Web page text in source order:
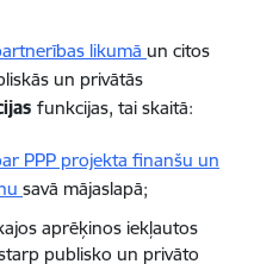
likumā un citos
un privātās
funkcijas, tai skaitā:
PPP projekta finanšu un
savā mājaslapā;
aprēķinos iekļautos
publisko un privāto